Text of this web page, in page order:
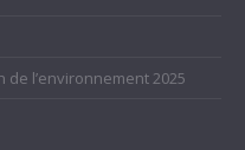
l’environnement 2025